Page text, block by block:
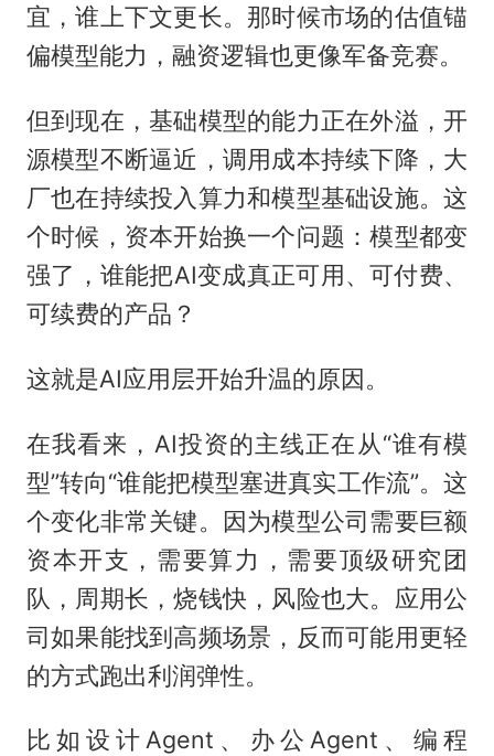
宜，谁上下文更长。那时候市场的估值锚
偏模型能力，融资逻辑也更像军备竞赛。
但到现在，基础模型的能力正在外溢，开
源模型不断逼近，调用成本持续下降，大
厂也在持续投入算力和模型基础设施。这
个时候，资本开始换一个问题：模型都变
强了，谁能把AI变成真正可用、可付费、
可续费的产品？
这就是AI应用层开始升温的原因。
在我看来，AI投资的主线正在从“谁有模
型”转向“谁能把模型塞进真实工作流”。这
个变化非常关键。因为模型公司需要巨额
资本开支，需要算力，需要顶级研究团
队，周期长，烧钱快，风险也大。应用公
司如果能找到高频场景，反而可能用更轻
的方式跑出利润弹性。
比如设计Agent、办公Agent、编程